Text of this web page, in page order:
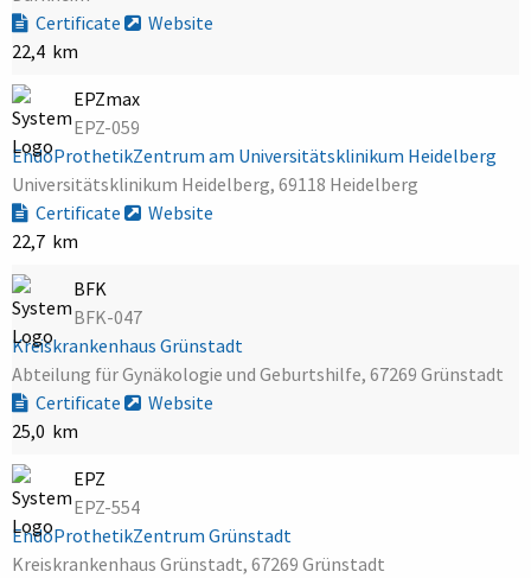
Certificate
Website
22,4 km
EPZmax
EPZ-059
EndoProthetikZentrum am Universitätsklinikum Heidelberg
Universitätsklinikum Heidelberg, 69118 Heidelberg
Certificate
Website
22,7 km
BFK
BFK-047
Kreiskrankenhaus Grünstadt
Abteilung für Gynäkologie und Geburtshilfe, 67269 Grünstadt
Certificate
Website
25,0 km
EPZ
EPZ-554
EndoProthetikZentrum Grünstadt
Kreiskrankenhaus Grünstadt, 67269 Grünstadt